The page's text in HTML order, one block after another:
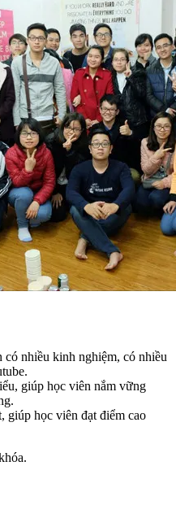
nhiều kinh nghiệm, có nhiều
giúp học viên nắm vững
giúp học viên đạt điểm cao